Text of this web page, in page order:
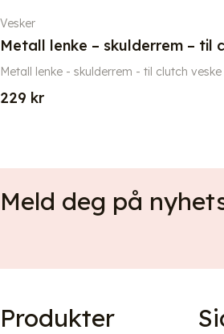
Vesker
Metall lenke – skulderrem – til
Metall lenke - skulderrem - til clutch veske
229 kr
Produkter
Meld deg på